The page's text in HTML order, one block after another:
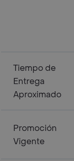
Tiempo de
Entrega
Aproximado
Promoción
Vigente